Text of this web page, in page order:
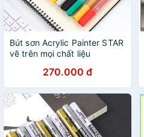
Bút sơn Acrylic Painter STAR
vẽ trên mọi chất liệu
270.000 đ